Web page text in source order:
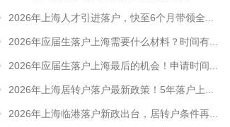
2026年上海人才引进落户，快至6个月带领全...
2026年应届生落户上海需要什么材料？时间有...
2026年应届生落户上海最后的机会！申请时间...
2026年上海居转户落户最新政策！5年落户上...
2026年上海临港落户新政出台，居转户条件再...